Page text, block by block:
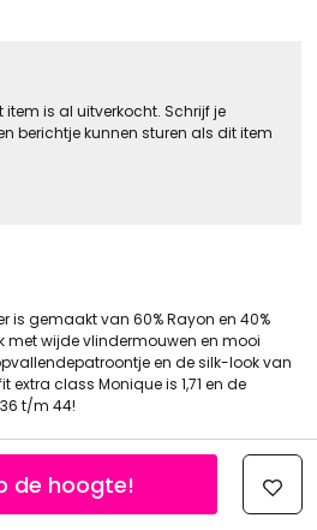
is al uitverkocht. Schrijf je
berichtje kunnen sturen als dit item
is gemaakt van 60% Rayon en 40%
met wijde vlindermouwen en mooi
en de silk-look van
extra class Monique is 1,71 en de
t/m 44!
de hoogte!